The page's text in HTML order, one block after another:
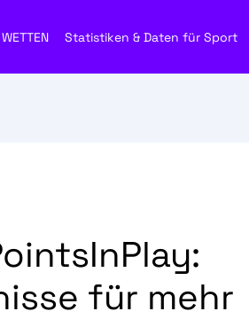
Statistiken & Daten für Sport
für mehr